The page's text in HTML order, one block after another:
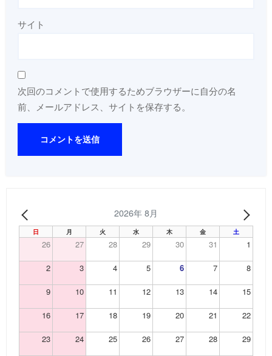
サイト
次回のコメントで使用するためブラウザーに自分の名
前、メールアドレス、サイトを保存する。
PREV 2026年 8月
日 月 火 水 木 金 土
26 27 28 29 30 31 1
2 3 4 5 6 7 8
9 10 11 12 13 14 15
16 17 18 19 20 21 22
23 24 25 26 27 28 29